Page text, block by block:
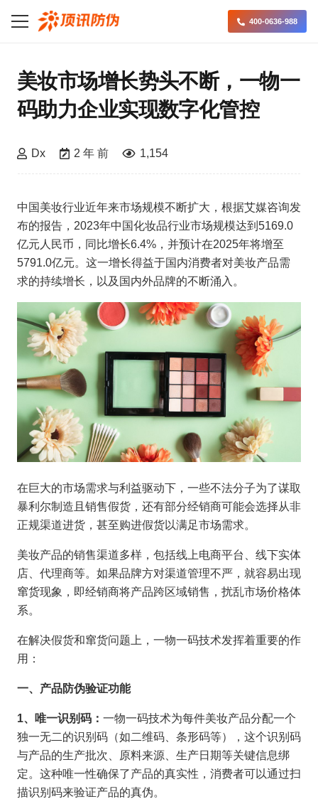
400-0636-988
美妆市场增长势头不断，一物一
码助力企业实现数字化管控
Dx 2 年 前 1,154
中国美妆行业近年来市场规模不断扩大，根据艾媒咨询发
布的报告，2023年中国化妆品行业市场规模达到5169.0
亿元人民币，同比增长6.4%，并预计在2025年将增至
5791.0亿元。这一增长得益于国内消费者对美妆产品需
求的持续增长，以及国内外品牌的不断涌入。
在巨大的市场需求与利益驱动下，一些不法分子为了谋取
暴利尔制造且销售假货，还有部分经销商可能会选择从非
正规渠道进货，甚至购进假货以满足市场需求。
美妆产品的销售渠道多样，包括线上电商平台、线下实体
店、代理商等。如果品牌方对渠道管理不严，就容易出现
窜货现象，即经销商将产品跨区域销售，扰乱市场价格体
系。
在解决假货和窜货问题上，一物一码技术发挥着重要的作
用：
一、产品防伪验证功能
1、唯一识别码： 一物一码技术为每件美妆产品分配一个
独一无二的识别码（如二维码、条形码等），这个识别码
与产品的生产批次、原料来源、生产日期等关键信息绑
定。这种唯一性确保了产品的真实性，消费者可以通过扫
描识别码来验证产品的真伪。